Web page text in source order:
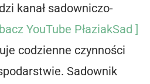
kanał sadowniczo-
YouTube PłaziakSad ]
codzienne czynności
Sadownik